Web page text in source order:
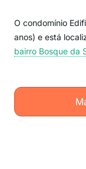
O condomínio
anos) e está
bairro Bosque da